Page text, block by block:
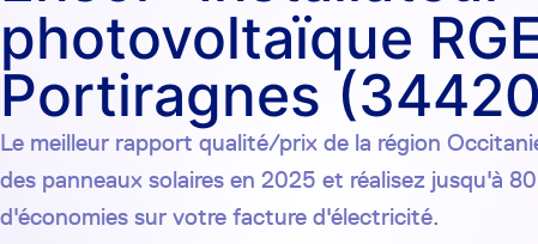
photovoltaïque
Portiragnes
Le meilleur rapport qualité/prix de la région
des panneaux solaires en 2025 et réalisez jusqu'à
d'économies sur votre facture d'électricité.